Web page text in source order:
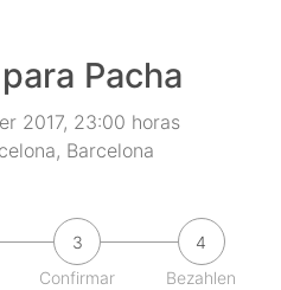
Pacha
2017, 23:00 horas
Barcelona
3
Confirmar
4
Bezahlen